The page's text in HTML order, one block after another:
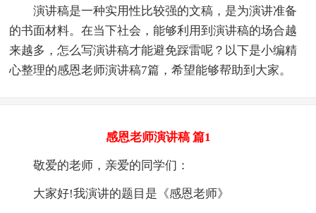
演讲稿是一种实用性比较强的文稿，是为演讲准备
的书面材料。在当下社会，能够利用到演讲稿的场合越
来越多，怎么写演讲稿才能避免踩雷呢？以下是小编精
心整理的感恩老师演讲稿7篇，希望能够帮助到大家。
感恩老师演讲稿 篇1
敬爱的老师，亲爱的同学们：
大家好!我演讲的题目是《感恩老师》